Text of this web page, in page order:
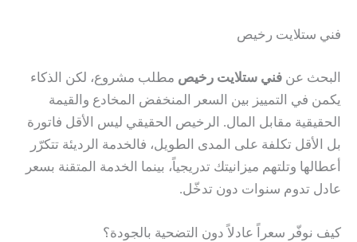
فني ستلايت رخيص
البحث عن فني ستلايت رخيص مطلب مشروع، لكن الذكاء
يكمن في التمييز بين السعر المنخفض المخادع والقيمة
الحقيقية مقابل المال. الرخيص الحقيقي ليس الأقل فاتورة
بل الأقل تكلفة على المدى الطويل، فالخدمة الرديئة تتكرّر
أعطالها وتلتهم ميزانيتك تدريجياً، بينما الخدمة المتقنة بسعر
عادل تدوم سنوات دون تدخّل.
كيف نوفّر سعراً عادلاً دون التضحية بالجودة؟